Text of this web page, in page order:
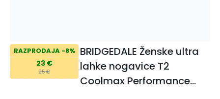
RAZPRODAJA -8%
23 €
25 €
BRIDGEDALE Ženske ultra
lahke nogavice T2
Coolmax Performance